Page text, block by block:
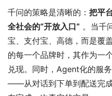
千问的策略是清晰的： 把平
全社会的“开放入口” 。当千
宝、支付宝、高德，而是覆
的每一个品牌时，其作为一
兑现。同时，Agent化的服
——从对话到下单到配送完